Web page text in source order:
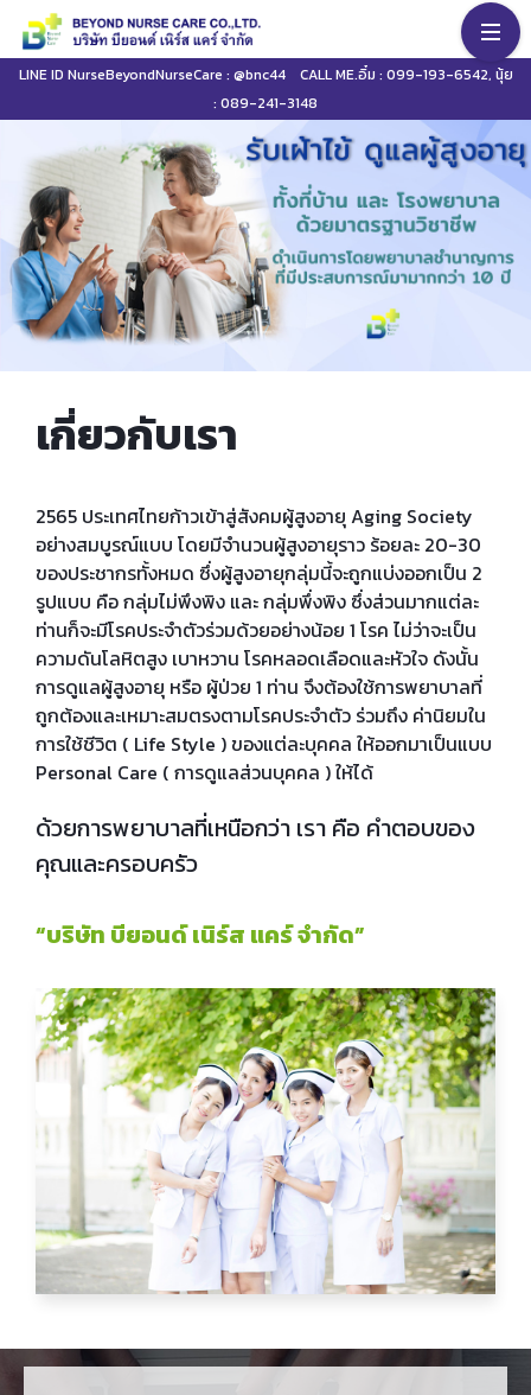
LINE ID NurseBeyondNurseCare : @bnc44 CALL ME.อิ๋ม : 099-193-6542, นุ้ย
: 089-241-3148
เกี่ยวกับเรา
2565 ประเทศไทยก้าวเข้าสู่สังคมผู้สูงอายุ Aging Society
อย่างสมบูรณ์แบบ โดยมีจำนวนผู้สูงอายุราว ร้อยละ 20-30
ของประชากรทั้งหมด ซึ่งผู้สูงอายุกลุ่มนี้จะถูกแบ่งออกเป็น 2
รูปแบบ คือ กลุ่มไม่พึงพิง และ กลุ่มพึ่งพิง ซึ่งส่วนมากแต่ละ
ท่านก็จะมีโรคประจำตัวร่วมด้วยอย่างน้อย 1 โรค ไม่ว่าจะเป็น
ความดันโลหิตสูง เบาหวาน โรคหลอดเลือดและหัวใจ ดังนั้น
การดูแลผู้สูงอายุ หรือ ผู้ป่วย 1 ท่าน จึงต้องใช้การพยาบาลที่
ถูกต้องและเหมาะสมตรงตามโรคประจำตัว ร่วมถึง ค่านิยมใน
การใช้ชีวิต ( Life Style ) ของแต่ละบุคคล ให้ออกมาเป็นแบบ
Personal Care ( การดูแลส่วนบุคคล ) ให้ได้
ด้วยการพยาบาลที่เหนือกว่า เรา คือ คำตอบของ
คุณและครอบครัว
“บริษัท บียอนด์ เนิร์ส แคร์ จำกัด”